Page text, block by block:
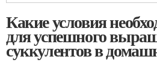
Какие условия
для успешного
суккулентов в